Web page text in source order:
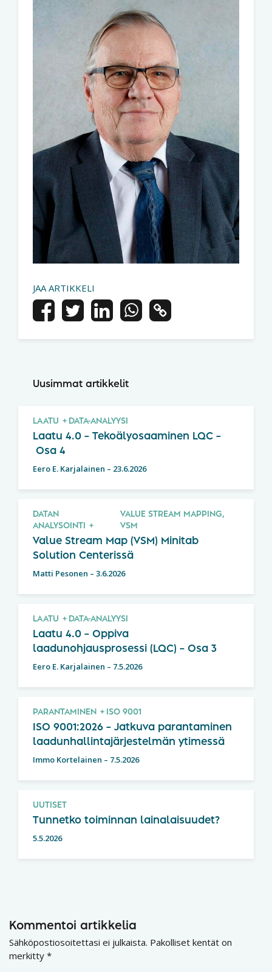
JAA ARTIKKELI
Uusimmat artikkelit
LAATU DATA-ANALYYSI
Laatu 4.0 – Tekoälyosaaminen LQC –
Osa 4
Eero E. Karjalainen – 23.6.2026
DATAN
ANALYSOINTI
VALUE STREAM MAPPING,
VSM
Value Stream Map (VSM) Minitab
Solution Centerissä
Matti Pesonen – 3.6.2026
LAATU DATA-ANALYYSI
Laatu 4.0 – Oppiva
laadunohjausprosessi (LQC) – Osa 3
Eero E. Karjalainen – 7.5.2026
PARANTAMINEN ISO 9001
ISO 9001:2026 – Jatkuva parantaminen
laadunhallintajärjestelmän ytimessä
Immo Kortelainen – 7.5.2026
UUTISET
Tunnetko toiminnan lainalaisuudet?
5.5.2026
Kommentoi artikkelia
Sähköpostiosoitettasi ei julkaista. Pakolliset kentät on
merkitty *